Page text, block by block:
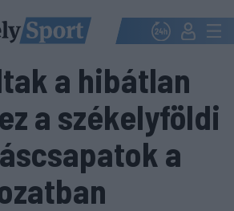
a hibátlan
a székelyföldi
a